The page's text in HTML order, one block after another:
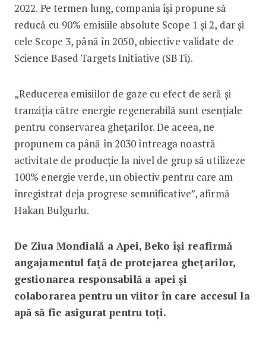
2022. Pe termen lung, compania își propune să
reducă cu 90% emisiile absolute Scope 1 și 2, dar și
cele Scope 3, până în 2050, obiective validate de
Science Based Targets Initiative (SBTi).
„Reducerea emisiilor de gaze cu efect de seră și
tranziția către energie regenerabilă sunt esențiale
pentru conservarea ghețarilor. De aceea, ne
propunem ca până în 2030 întreaga noastră
activitate de producție la nivel de grup să utilizeze
100% energie verde, un obiectiv pentru care am
înregistrat deja progrese semnificative”, afirmă
Hakan Bulgurlu.
De Ziua Mondială a Apei, Beko își reafirmă
angajamentul față de protejarea ghețarilor,
gestionarea responsabilă a apei și
colaborarea pentru un viitor în care accesul la
apă să fie asigurat pentru toți.